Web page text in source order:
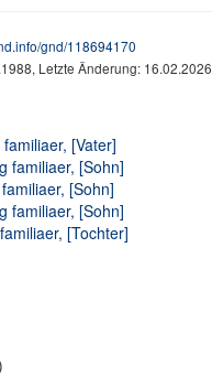
gnd/118694170
Letzte Änderung: 16.02.2026
[Vater]
familiaer, [Sohn]
[Sohn]
familiaer, [Sohn]
[Tochter]